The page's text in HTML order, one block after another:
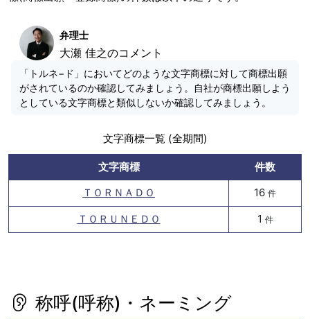
弁理士
大瀬 佳之のコメント
「トルネ−ド」においてどのような文字商標に対して商標出願
がされているのか確認してみましょう。自社が商標出願しよう
としている文字商標と類似しないか確認してみましょう。
文字商標一覧 (全期間)
文字商標
件数
ＴＯＲＮＡＤＯ
16 件
ＴＯＲＵＮＥＤＯ 1 件
称呼(呼称)・ネーミング